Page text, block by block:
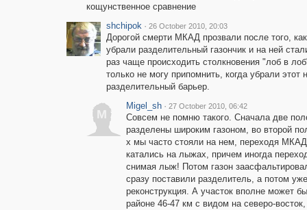
кощунственное сравнение
shchipok · 26 October 2010, 20:03
Дорогой смерти МКАД прозвали после того,
убрали разделительный газончик и на ней
раз чаще происходить столкновения "лоб в
только не могу припомнить, когда убрали этот
разделительный барьер.
M
Migel_sh · 27 October 2010, 06:42
Совсем не помню такого. Сначала две
разделены широким газоном, во второй
х мы часто стояли на нем, переходя
катались на лыжах, причем иногда
снимая лыж! Потом газон
сразу поставили разделитель, а потом
реконструкция. А участок вполне может
районе 46-47 км с видом на северо-